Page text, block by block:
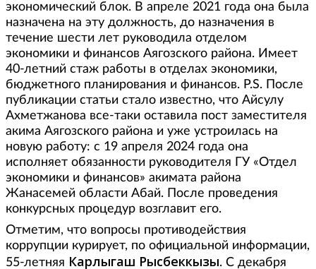
экономический блок. В апреле 2021 года она была
назначена на эту должность, до назначения в
течение шести лет руководила отделом
экономики и финансов Аягозского района. Имеет
40-летний стаж работы в отделах экономики,
бюджетного планирования и финансов. P.S. После
публикации статьи стало известно, что Айсулу
Ахметжанова все-таки оставила пост заместителя
акима Аягозского района и уже устроилась на
новую работу: с 19 апреля 2024 года она
исполняет обязанности руководителя ГУ «Отдел
экономики и финансов» акимата района
Жанасемей области Абай. После проведения
конкурсных процедур возглавит его.
Отметим, что вопросы противодействия
коррупции курирует, по официальной информации,
55-летняя Карлыгаш Рысбеккызы. С декабря